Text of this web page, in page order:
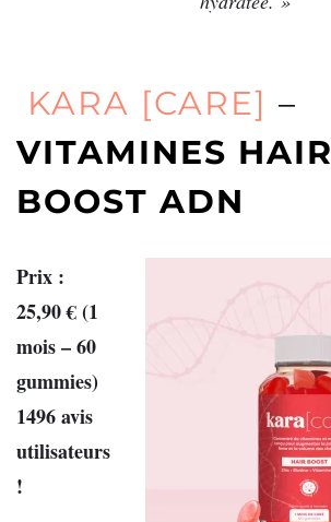
KARA [CARE] –
VITAMINES HAIR
BOOST ADN
Prix :
25,90 € (1
mois – 60
gummies)
1496 avis
utilisateurs
!